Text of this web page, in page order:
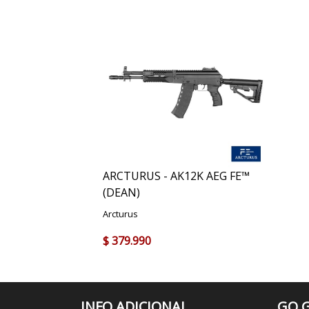
ARCTURUS - AK12K AEG FE™
(DEAN)
Arcturus
$ 379.990